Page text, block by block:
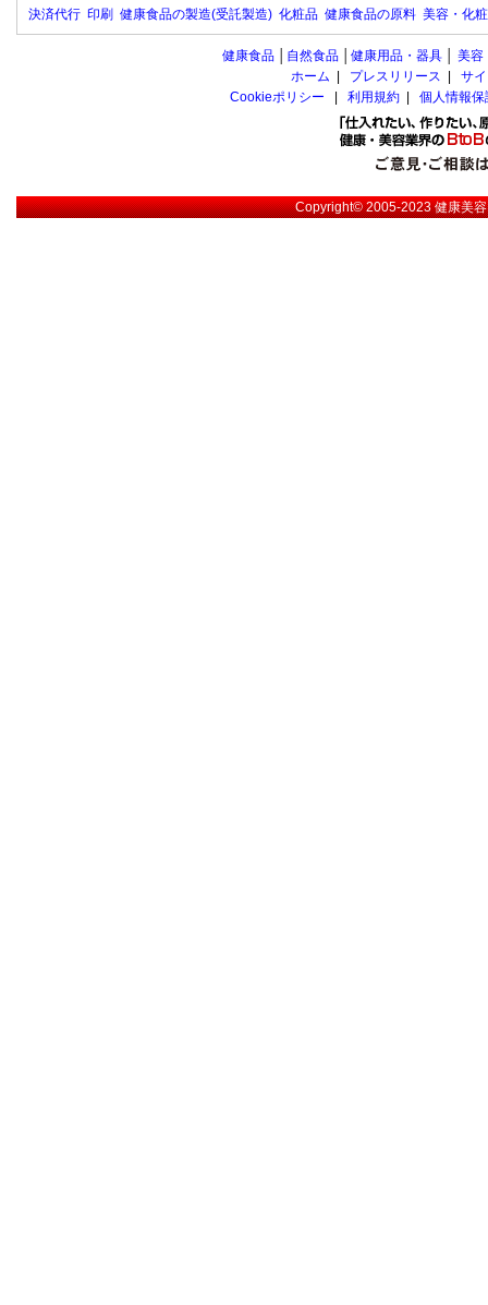
決済代行 印刷 健康食品の製造(受託製造) 化粧品 健康食品の原料 美容・化
健康食品 自然食品 健康用品・器具 美容
ホーム
プレスリリース
サ
Cookieポリシー
利用規約 個人情報
Copyright© 2005-2023健康美